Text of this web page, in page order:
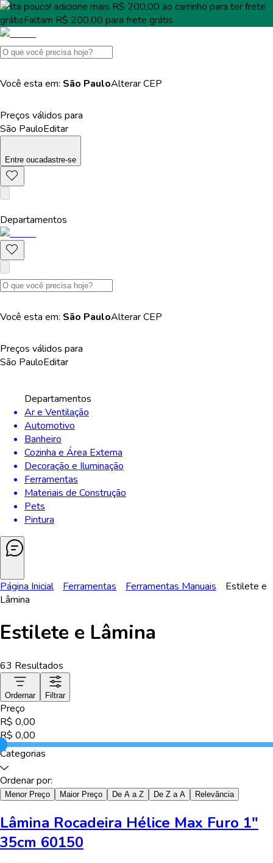
Falta pouco! adicione mais R$ 200,00 ao carrinho para terfrete
grátisFaltam R$ 200,00 para frete grátis
Você esta em: São PauloAlterarCEP
Preços válidos para
São PauloEditar
Entre oucadastre-se
Departamentos
Você esta em: São PauloAlterarCEP
Preços válidos para
São PauloEditar
Departamentos
Ar e Ventilação
Automotivo
Banheiro
Cozinha e Área Externa
Decoração e Iluminação
Ferramentas
Materiais de Construção
Pets
Pintura
Página Inicial Ferramentas Ferramentas Manuais
Estilete e
Lâmina
Estilete e Lâmina
63 Resultados
Ordernar Filtrar
Preço
R$ 0,00
R$ 0,00
Categorias
Ordenar por:
Menor Preço Maior Preço De A a Z De Z a A Relevância
Lâmina Rocadeira Hélice Max Furo 1"
35cm 60150